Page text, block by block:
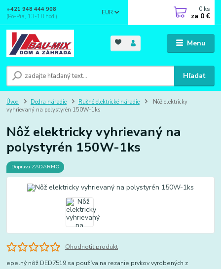
Menu
EUR
Hľadať
+421 948 444 908
(Po-Pia, 13-18 hod.)
0 ks
za 0 €
Úvod Dedra náradie Ručné elektrické náradie
Nôž elektricky
vyhrievaný na polystyrén 150W-1ks
Nôž elektricky vyhrievaný na
polystyrén 150W-1ks
Doprava ZADARMO
Ohodnotiť produkt
epelný nôž DED7519 sa používa na rezanie prvkov vyrobených z